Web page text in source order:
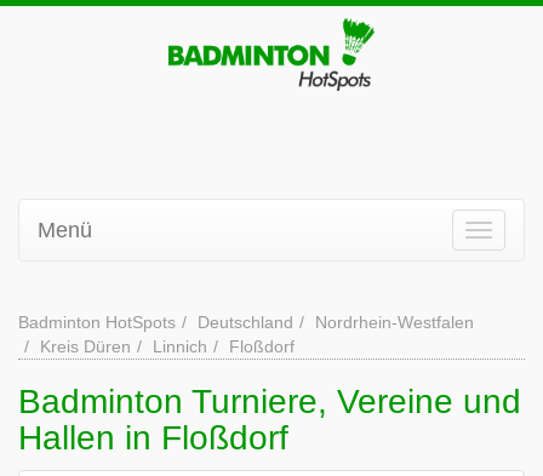
Menü
Badminton HotSpots Deutschland
Nordrhein-Westfalen
Kreis Düren
Linnich Floßdorf
Badminton Turniere, Vereine und
Hallen in Floßdorf